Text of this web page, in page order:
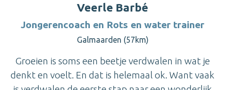
Veerle Barbé
Jongerencoach en Rots en water trainer
Galmaarden (57km)
Groeien is soms een beetje verdwalen in wat je
denkt en voelt. En dat is helemaal ok. Want vaak